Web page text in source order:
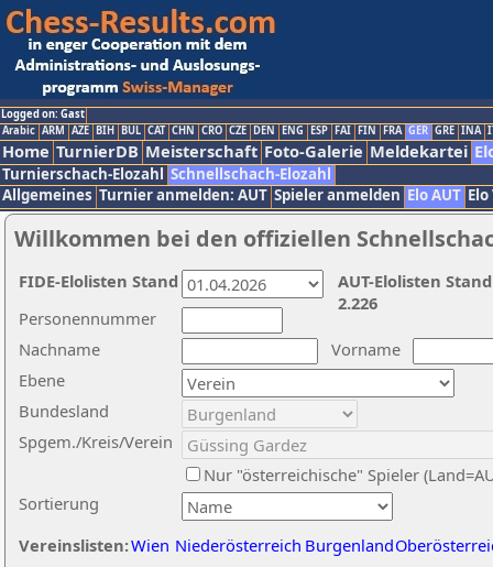
Logged on: Gast
Arabic ARM AZE BIH BUL CAT CHN CRO CZE DEN ENG ESP FAI FIN FRA GER GRE INA
Home TurnierDB Meisterschaft Foto-Galerie Meldekartei
Turnierschach-Elozahl Schnellschach-Elozahl
Allgemeines Turnier anmelden: AUT Spieler anmelden Elo AUT
Willkommen bei den offiziellen
Nachname
Vorname
Ebene
Sortierung
Personennummer
Bundesland
Spgem./Kreis/Verein
Nur "österreichische" Spieler
Vereinslisten:Wien Niederösterreich Burgenland
AUT-Elolisten
2.226
FIDE-Elolisten Stand